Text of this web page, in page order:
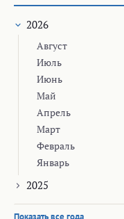
2026
Август
Июль
Июнь
Май
Апрель
Март
Февраль
Январь
2025
Показать все года